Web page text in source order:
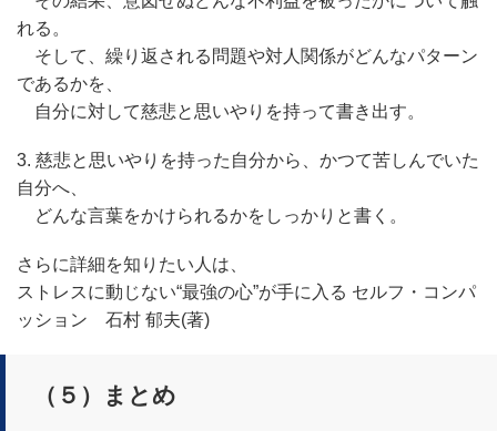
れる。
そして、繰り返される問題や対人関係がどんなパターン
であるかを、
自分に対して慈悲と思いやりを持って書き出す。
3. 慈悲と思いやりを持った自分から、かつて苦しんでいた
自分へ、
どんな言葉をかけられるかをしっかりと書く。
さらに詳細を知りたい人は、
ストレスに動じない“最強の心”が手に入る セルフ・コンパ
ッション 石村 郁夫(著)
（５）まとめ